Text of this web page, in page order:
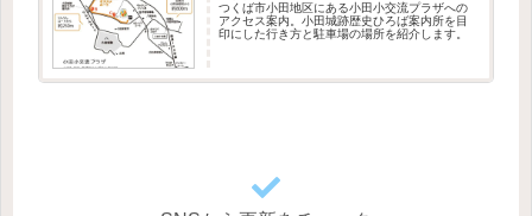
つくば市小田地区にある小田小交流プラザへの
アクセス案内。小田城跡歴史ひろば案内所を目
印にした行き方と駐車場の場所を紹介します。